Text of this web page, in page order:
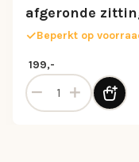
afgeronde
Beperkt op
199,-
Slanke barstoel